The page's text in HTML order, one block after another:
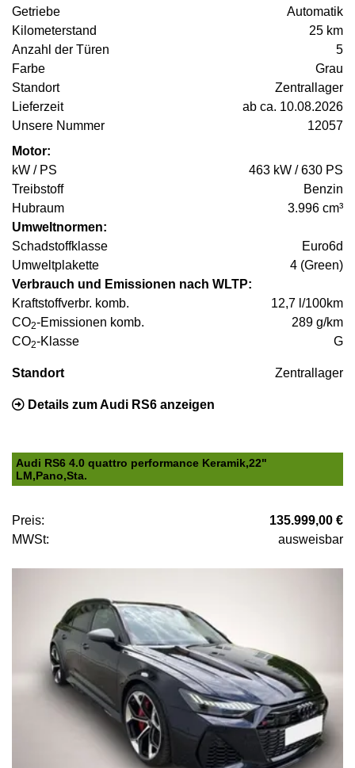
Getriebe
Automatik
Kilometerstand
25 km
Anzahl der Türen
5
Farbe
Grau
Standort
Zentrallager
Lieferzeit
ab ca. 10.08.2026
Unsere Nummer
12057
Motor:
kW / PS
463 kW / 630 PS
Treibstoff
Benzin
Hubraum
3.996 cm³
Umweltnormen:
Schadstoffklasse
Euro6d
Umweltplakette
4 (Green)
Verbrauch und Emissionen nach WLTP:
Kraftstoffverbr. komb.
12,7 l/100km
CO2-Emissionen komb.
289 g/km
CO2-Klasse G
Standort Zentrallager
Details zum Audi RS6 anzeigen
Audi RS6 4.0 quattro performance Keramik,22"
LM,Pano,Sta.
Preis:
135.999,00 €
MWSt:
ausweisbar